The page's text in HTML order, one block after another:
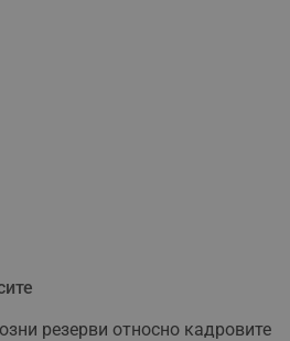
резерви относно кадровите